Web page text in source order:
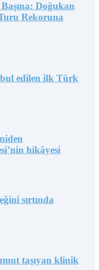
Doğukan
Rekoruna
edilen ilk Türk
hikâyesi
sırtında
taşıyan klinik